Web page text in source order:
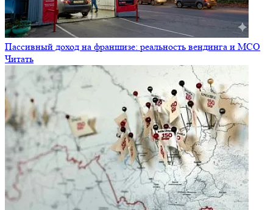
Пассивный доход на франшизе: реальность вендинга и МСО
Читать